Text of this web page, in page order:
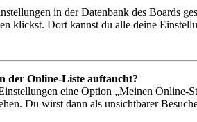
in der Datenbank des Boards
klickst. Dort kannst du alle deine
der Online-Liste auftaucht?
eine Option „Meinen Online-
Du wirst dann als unsichtbarer